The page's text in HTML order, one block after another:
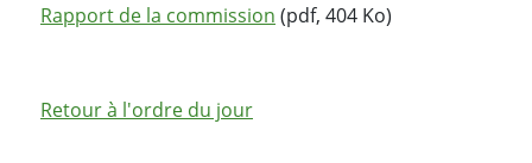
Rapport de la commission (pdf, 404 Ko)
Retour à l'ordre du jour